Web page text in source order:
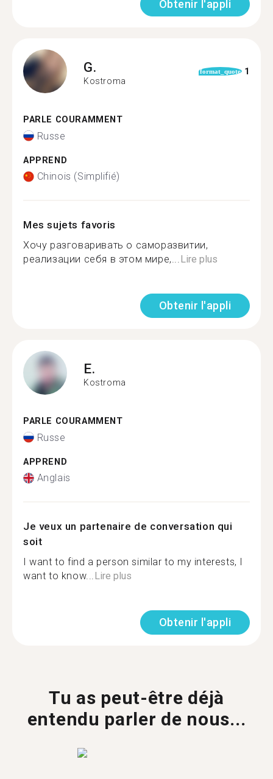
Obtenir l'appli
G.
Kostroma
format_quote 1
PARLE COURAMMENT
Russe
APPREND
Chinois (Simplifié)
Mes sujets favoris
Хочу разговаривать о саморазвитии,
реализации себя в этом мире,...Lire plus
Obtenir l'appli
E.
Kostroma
PARLE COURAMMENT
Russe
APPREND
Anglais
Je veux un partenaire de conversation qui
soit
I want to find a person similar to my interests, I
want to know...Lire plus
Obtenir l'appli
Tu as peut-être déjà
entendu parler de nous...